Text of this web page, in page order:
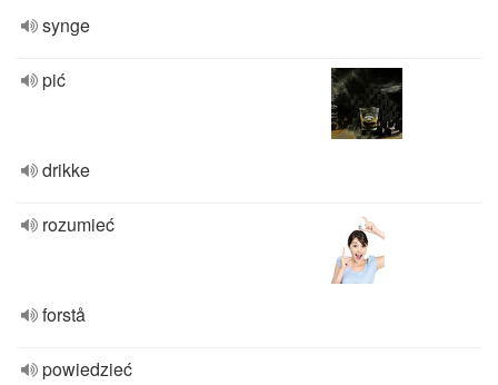
synge
pić
drikke
rozumieć
forstå
powiedzieć